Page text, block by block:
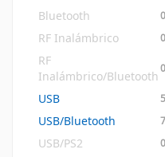
Bluetooth
0
RF Inalámbrico 0
RF
Inalámbrico/Bluetooth
0
USB 5
USB/Bluetooth 7
USB/PS2 0